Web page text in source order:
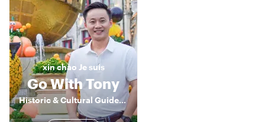
xin chào Je suis
Go With Tony
Historic & Cultural Guide, Storyteller